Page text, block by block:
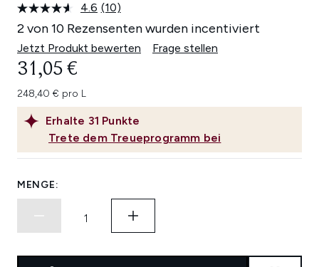
4.6 10
Bewertungen
lesen.
Link
(10)
2 von 10 Rezensenten wurden incentiviert
Jetzt Produkt bewerten Frage stellen
Erhalte 31 Punkte
Trete dem Treueprogramm bei
31,05 €
248,40 € pro L
MENGE: